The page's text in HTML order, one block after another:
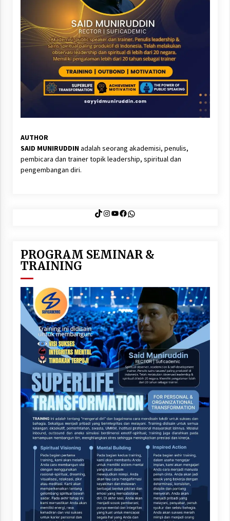
AUTHOR
SAID MUNIRUDDINadalah seorang akademisi, penulis,
pembicara dan trainer topik leadership, spiritual dan
pengembangan diri.
TikTok
Instagram
YouTube
Facebook
WhatsApp
PROGRAM SEMINAR &
TRAINING